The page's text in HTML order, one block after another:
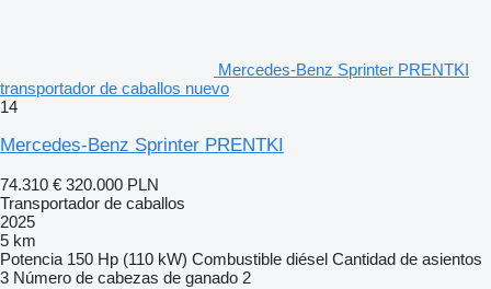
Mercedes-Benz Sprinter PRENTKI
transportador de caballos nuevo
14
Mercedes-Benz Sprinter PRENTKI
74.310 € 320.000 PLN
Transportador de caballos
2025
5 km
Potencia 150 Hp (110 kW) Combustible diésel Cantidad de asientos
3 Número de cabezas de ganado 2